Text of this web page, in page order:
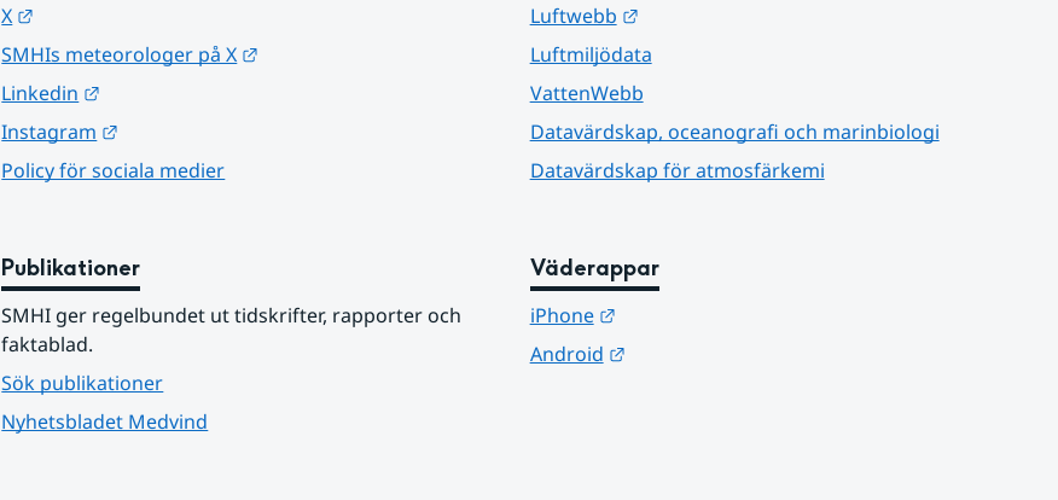
X
SMHIs meteorologer på X
Linkedin
Instagram
Policy för sociala medier
Luftwebb
Länk till annan webbplats.
Luftmiljödata
VattenWebb
Datavärdskap, oceanografi och marinbiologi
Datavärdskap för atmosfärkemi
Publikationer
SMHI ger regelbundet ut tidskrifter, rapporter och
faktablad.
Sök publikationer
Nyhetsbladet Medvind
Väderappar
iPhone
Länk till annan webbplats.
Android
Länk till annan webbplats.